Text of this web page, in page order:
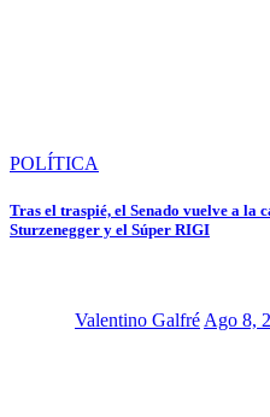
POLÍTICA
Tras el traspié, el Senado vuelve a la
Sturzenegger y el Súper RIGI
Valentino GalfréAgo 8,